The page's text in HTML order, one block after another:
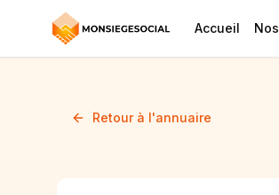
Accueil
Retour à l'annuaire